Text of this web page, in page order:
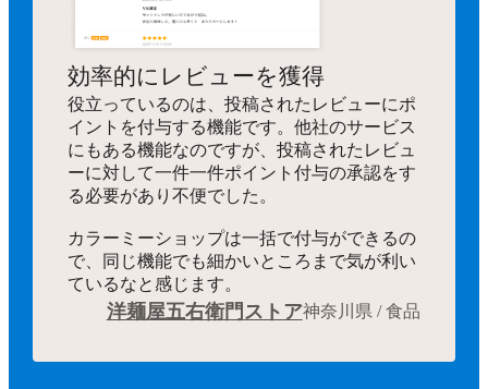
効率的にレビューを獲得
役立っているのは、投稿されたレビューにポ
イントを付与する機能です。他社のサービス
にもある機能なのですが、投稿されたレビュ
ーに対して一件一件ポイント付与の承認をす
る必要があり不便でした。
カラーミーショップは一括で付与ができるの
で、同じ機能でも細かいところまで気が利い
ているなと感じます。
洋麺屋五右衛門ストア神奈川県 / 食品